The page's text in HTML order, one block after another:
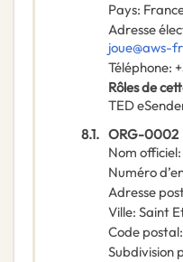
Pays:
Adresse
joue@aws-
Téléphone:
Rôles de
TED
8.1. ORG-0002
Nom officiel:
Numéro
Adresse
Ville: Saint
Code postal:
Subdivision